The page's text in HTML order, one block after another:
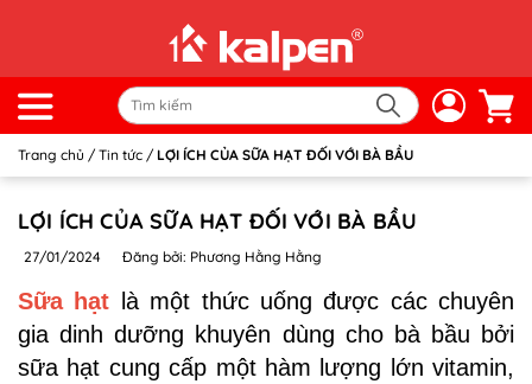
Trang chủ / Tin tức / LỢI ÍCH CỦA SỮA HẠT ĐỐI VỚI BÀ BẦU
LỢI ÍCH CỦA SỮA HẠT ĐỐI VỚI BÀ BẦU
27/01/2024 Đăng bởi: Phương Hằng Hằng
Sữa hạt là một thức uống được các chuyên
gia dinh dưỡng khuyên dùng cho bà bầu bởi
sữa hạt cung cấp một hàm lượng lớn vitamin,